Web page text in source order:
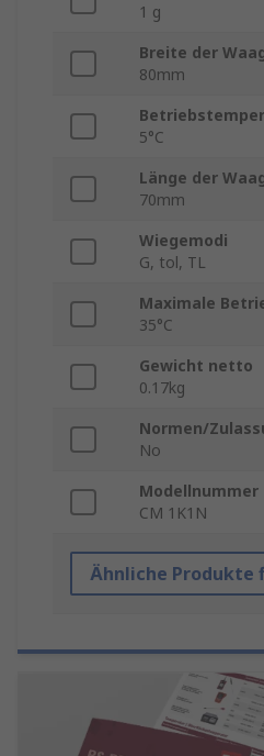
1 g
Breite der
80mm
5°C
Länge der
70mm
Wiegemodi
G, tol, TL
Maximale
35°C
Gewicht netto
0.17kg
Normen/
No
Modellnummer
CM 1K1N
Ähnliche Produkte